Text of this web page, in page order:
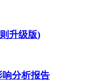
升级版)
分析报告